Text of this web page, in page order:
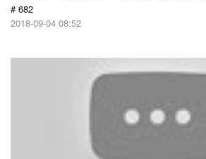
# 682
2018-09-04 08:52